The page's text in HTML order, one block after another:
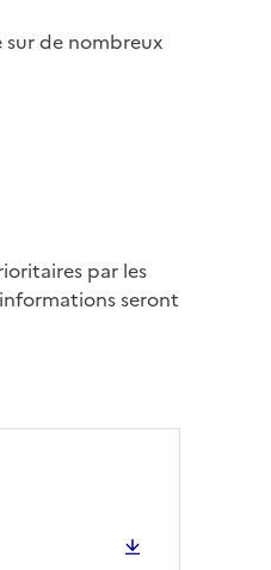
sur de nombreux
par les
seront